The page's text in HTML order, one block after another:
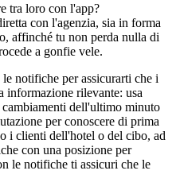
tra loro con l'app?
con l'agenzia, sia in forma
affinché tu non perda nulla di
a gonfie vele.
notifiche per assicurarti che i
informazione rilevante: usa
dell'ultimo minuto
per conoscere di prima
i clienti dell'hotel o del cibo, ad
con una posizione per
le notifiche ti assicuri che le